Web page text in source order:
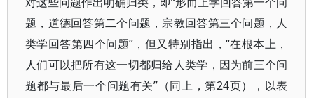
题，道德回答第二个问题，宗教回答第三个问题，人
类学回答第四个问题”，但又特别指出，“在根本上，
人们可以把所有这一切都归给人类学，因为前三个问
题都与最后一个问题有关”（同上，第24页），以表